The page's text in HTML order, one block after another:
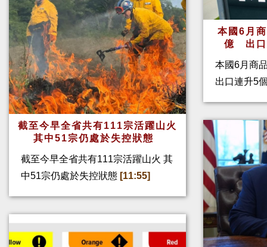
截至今早全省共有111宗活躍山火
其中51宗仍處於失控狀態
截至今早全省共有111宗活躍山火 其
中51宗仍處於失控狀態 [11:55]
本國6月
億 出口
本國6月商
出口連升5